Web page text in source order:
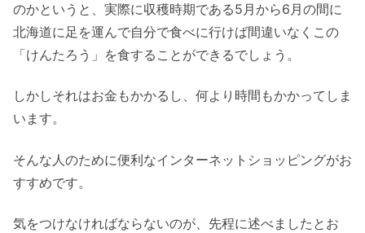
のかというと、実際に収穫時期である5月から6月の間に
北海道に足を運んで自分で食べに行けば間違いなくこの
「けんたろう」を食することができるでしょう。
しかしそれはお金もかかるし、何より時間もかかってしま
います。
そんな人のために便利なインターネットショッピングがお
すすめです。
気をつけなければならないのが、先程に述べましたとお